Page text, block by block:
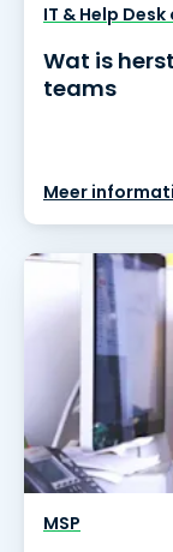
IT & Help
Wat is
teams
Meer
MSP